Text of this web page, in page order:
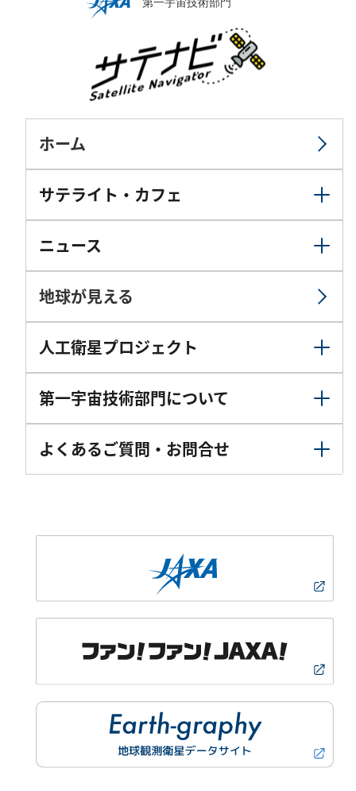
ホーム
サテライト・カフェ
ニュース
地球が見える
人工衛星プロジェクト
第一宇宙技術部門について
よくあるご質問・お問合せ